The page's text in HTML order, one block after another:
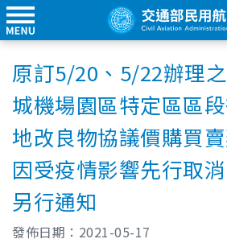
原訂5/20、5/22辦理
城機場園區特定區區
地改良物協議價購買賣
因受疫情影響先行取
另行通知
發佈日期： 2021-05-17